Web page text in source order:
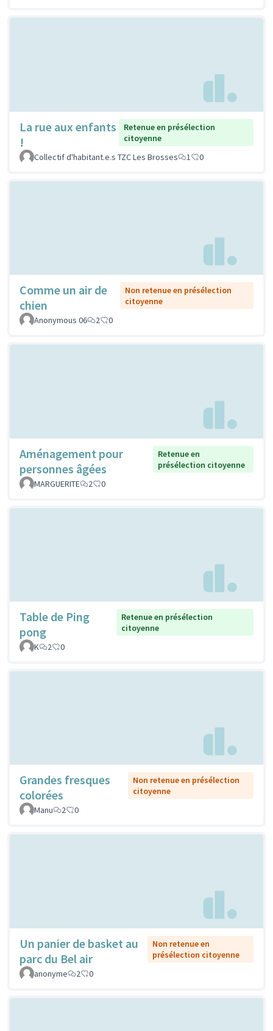
La rue aux enfants
!
Retenue en présélection
citoyenne
Collectif d'habitant.e.s TZC Les Brosses
1 0
Comme un air de
chien
Non retenue en présélection
citoyenne
Anonymous 06
2 0
Aménagement pour
personnes âgées
Retenue en
présélection citoyenne
MARGUERITE
2 0
Table de Ping
pong
Retenue en présélection
citoyenne
K
2 0
Grandes fresques
colorées
Non retenue en présélection
citoyenne
Manu
2 0
Un panier de basket au
parc du Bel air
Non retenue en
présélection citoyenne
anonyme
2 0